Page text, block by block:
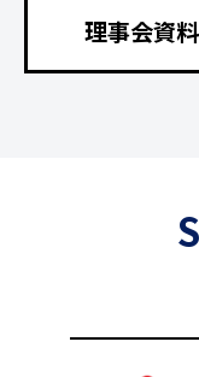
理事会資料